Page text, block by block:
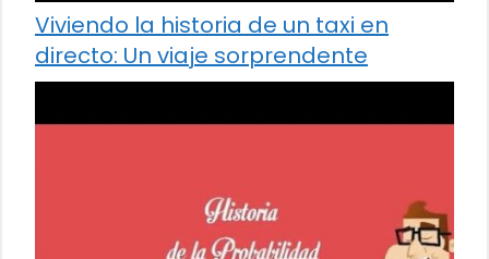
Viviendo la historia de un taxi en
directo: Un viaje sorprendente